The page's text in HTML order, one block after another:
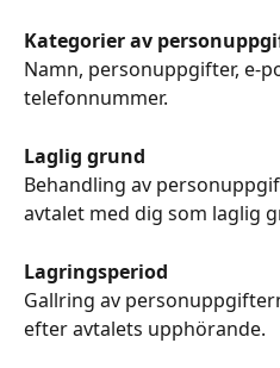
Kategorier av
Namn, personuppgifter, e-
telefonnummer.
Laglig grund
Behandling av
avtalet med dig som laglig
Lagringsperiod
Gallring av
efter avtalets upphörande.